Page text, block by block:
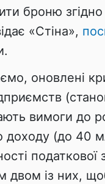
броню
«Стіна»,
оновлені
вимоги до
доходу (до 40
двом із них,